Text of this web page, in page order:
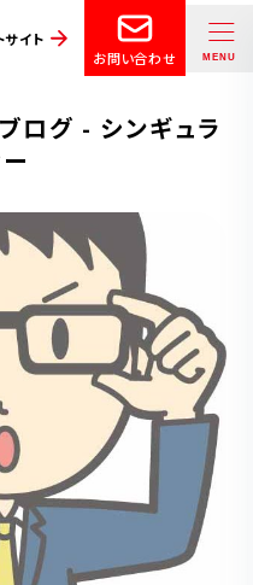
サイト
お問い合わせ
ログ - シンギュラ